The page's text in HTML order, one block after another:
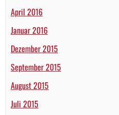
April 2016
Januar 2016
Dezember 2015
September 2015
August 2015
Juli 2015